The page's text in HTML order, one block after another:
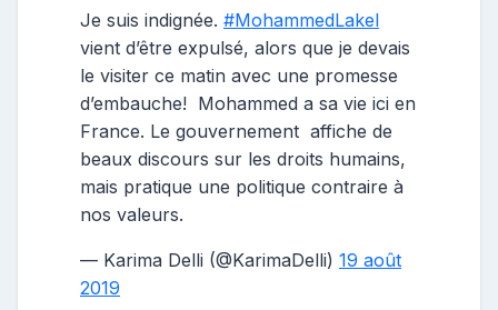
Je suis indignée. #MohammedLakel
vient d’être expulsé, alors que je devais
le visiter ce matin avec une promesse
d’embauche! Mohammed a sa vie ici en
France. Le gouvernement affiche de
beaux discours sur les droits humains,
mais pratique une politique contraire à
nos valeurs.
— Karima Delli (@KarimaDelli) 19 août
2019